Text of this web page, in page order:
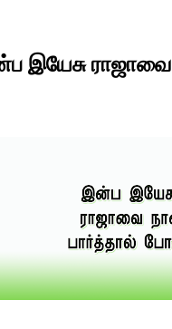
இயேசு ராஜாவை